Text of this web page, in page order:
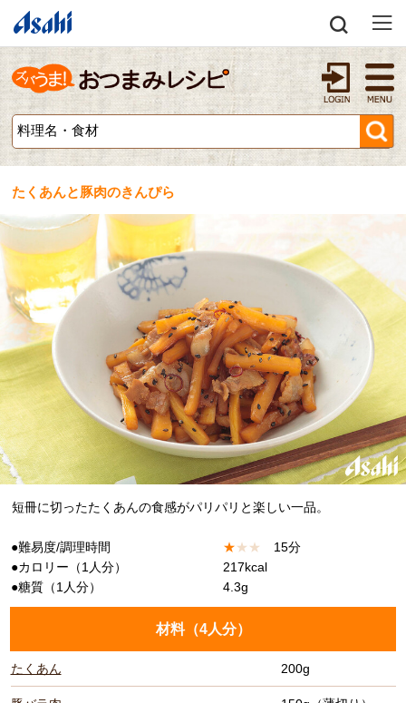
たくあんと豚肉のきんぴら
短冊に切ったたくあんの食感がパリパリと楽しい一品。
●難易度/調理時間 ★★ ★
15分
●カロリー（1人分）
217kcal
●糖質（1人分）
4.3g
材料（4人分）
たくあん 200g